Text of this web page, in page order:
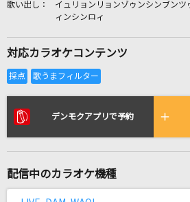
DECO*27
イュリョンリョンゾゥンシンブン
ィンシンロィ
対応カラオケコンテンツ
デンモクアプリで予約
配信中のカラオケ機種